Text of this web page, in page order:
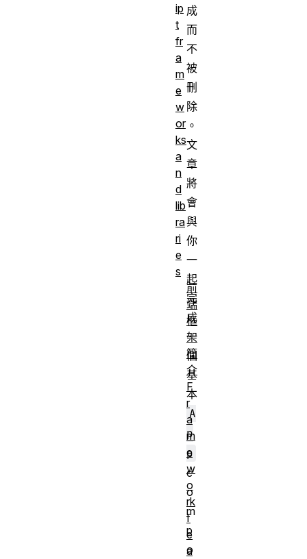
成
而
不
被
刪
除
。
文
章
將
會
與
你
一
起
完
成
一
個
基
本
A
p
p
c
o
m
p
o
ip
t
fr
a
m
e
w
or
ks
a
n
d
lib
ra
ri
e
s
前
端
框
架
簡
介
F
r
a
m
e
w
o
rk
f
e
a